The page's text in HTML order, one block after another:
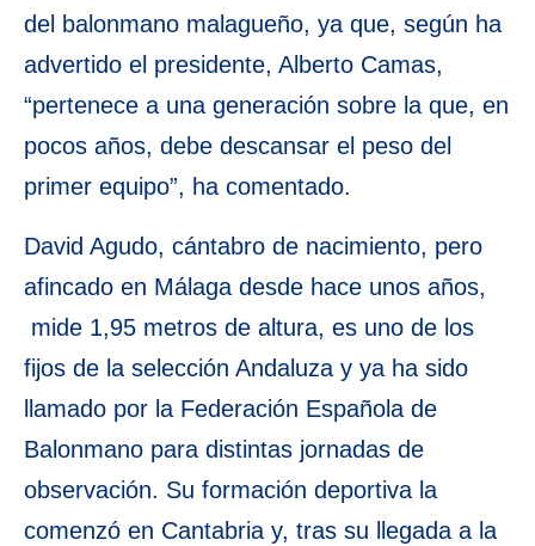
del balonmano malagueño, ya que, según ha
advertido el presidente, Alberto Camas,
“pertenece a una generación sobre la que, en
pocos años, debe descansar el peso del
primer equipo”, ha comentado.
David Agudo, cántabro de nacimiento, pero
afincado en Málaga desde hace unos años,
mide 1,95 metros de altura, es uno de los
fijos de la selección Andaluza y ya ha sido
llamado por la Federación Española de
Balonmano para distintas jornadas de
observación. Su formación deportiva la
comenzó en Cantabria y, tras su llegada a la